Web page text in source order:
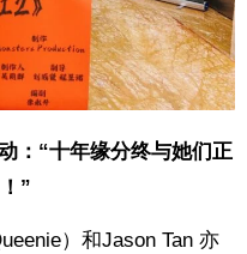
：“十年缘分终与她们正
”
）和Jason Tan 亦